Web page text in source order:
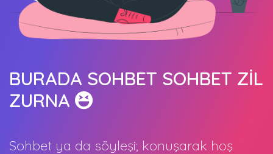
BURADA SOHBET SOHBET ZİL
ZURNA
Sohbet ya da söyleşi; konuşarak hoş